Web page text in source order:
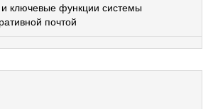
ключевые функции системы
почтой